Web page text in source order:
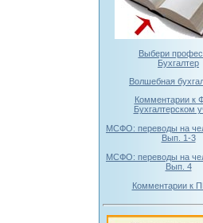
Выбери
Бухгалтер
Волшебная
Комментарии к
Бухгалтерском
МСФО: переводы на
Вып. 1-3
МСФО: переводы на
Вып. 4
Комментарии к